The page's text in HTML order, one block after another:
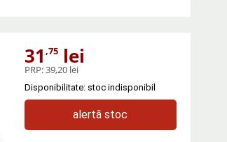
31 ,75lei
PRP:39,20 lei
Disponibilitate: stoc indisponibil
alertă stoc